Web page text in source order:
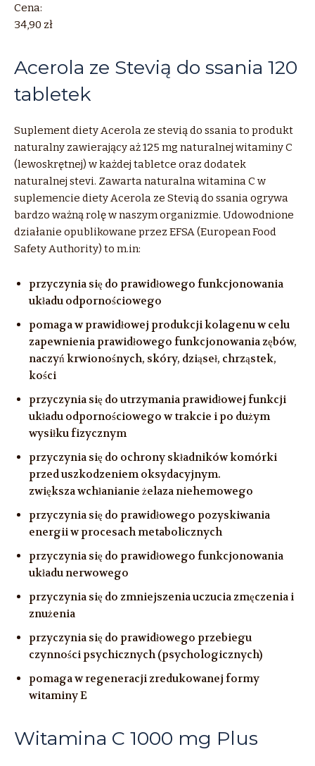
Cena:
34,90 zł
Acerola ze Stevią do ssania 120
tabletek
Suplement diety Acerola ze stevią do ssania to produkt
naturalny zawierający aż 125 mg naturalnej witaminy C
(lewoskrętnej) w każdej tabletce oraz dodatek
naturalnej stevi. Zawarta naturalna witamina C w
suplemencie diety Acerola ze Stevią do ssania ogrywa
bardzo ważną rolę w naszym organizmie. Udowodnione
działanie opublikowane przez EFSA (European Food
Safety Authority) to m.in:
przyczynia się do prawidłowego funkcjonowania
układu odpornościowego
pomaga w prawidłowej produkcji kolagenu w celu
zapewnienia prawidłowego funkcjonowania zębów,
naczyń krwionośnych, skóry, dziąseł, chrząstek,
kości
przyczynia się do utrzymania prawidłowej funkcji
układu odpornościowego w trakcie i po dużym
wysiłku fizycznym
przyczynia się do ochrony składników komórki
przed uszkodzeniem oksydacyjnym.
zwiększa wchłanianie żelaza niehemowego
przyczynia się do prawidłowego pozyskiwania
energii w procesach metabolicznych
przyczynia się do prawidłowego funkcjonowania
układu nerwowego
przyczynia się do zmniejszenia uczucia zmęczenia i
znużenia
przyczynia się do prawidłowego przebiegu
czynności psychicznych (psychologicznych)
pomaga w regeneracji zredukowanej formy
witaminy E
Witamina C 1000 mg Plus